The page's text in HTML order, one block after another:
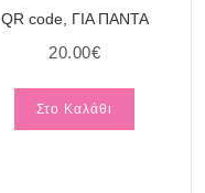
QR code, ΓΙΑ ΠΑΝΤΑ
20.00€
Στο Καλάθι